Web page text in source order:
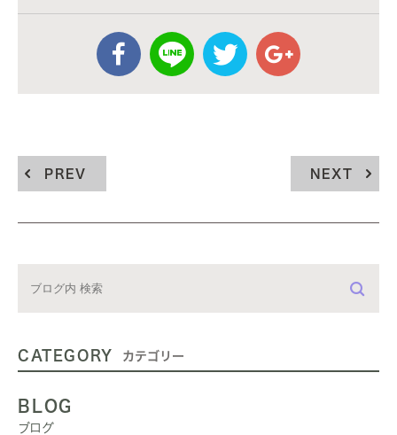
PREV NEXT
CATEGORY カテゴリー
BLOG
ブログ